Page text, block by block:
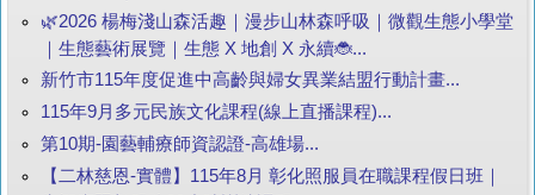
🌿2026 楊梅淺山森活趣｜漫步山林森呼吸｜微觀生態小學堂
｜生態藝術展覽｜生態 X 地創 X 永續🐞...
新竹市115年度促進中高齡與婦女異業結盟行動計畫...
115年9月多元民族文化課程(線上直播課程)...
第10期-園藝輔療師資認證-高雄場...
【二林慈恩-實體】115年8月 彰化照服員在職課程假日班｜